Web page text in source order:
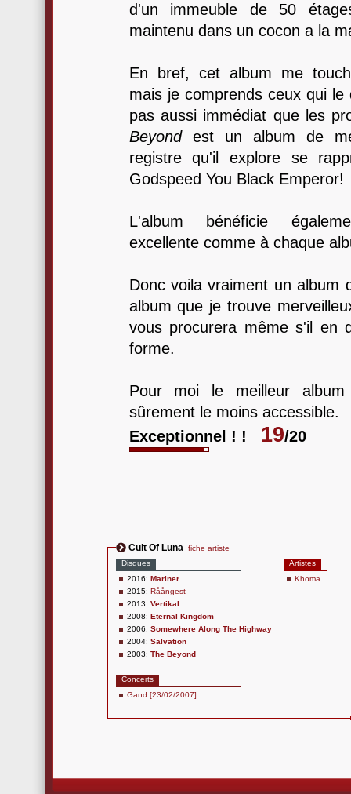
d'un immeuble de 50
maintenu dans un cocon a la
En bref, cet album me
mais je comprends ceux qui
pas aussi immédiat que les
Beyondest un album de
registre qu'il explore se
Godspeed You Black Emperor!
L'album bénéficie
excellente comme à chaque
Donc voila vraiment un album
album que je trouve
vous procurera même s'il en
forme.
Pour moi le meilleur
sûrement le moins accessible.
Exceptionnel ! !
19/20
Cult Of Luna fiche artiste
Disques
2016: Mariner
2015: Råångest
2013: Vertikal
2008: Eternal Kingdom
2006: Somewhere Along The Highway
2004: Salvation
2003: The Beyond
Concerts
Gand [23/02/2007]
Artistes
Khoma